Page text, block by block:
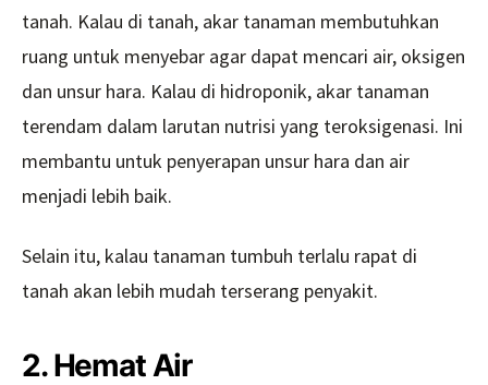
tanah. Kalau di tanah, akar tanaman membutuhkan
ruang untuk menyebar agar dapat mencari air, oksigen
dan unsur hara. Kalau di hidroponik, akar tanaman
terendam dalam larutan nutrisi yang teroksigenasi. Ini
membantu untuk penyerapan unsur hara dan air
menjadi lebih baik.
Selain itu, kalau tanaman tumbuh terlalu rapat di
tanah akan lebih mudah terserang penyakit.
2. Hemat Air